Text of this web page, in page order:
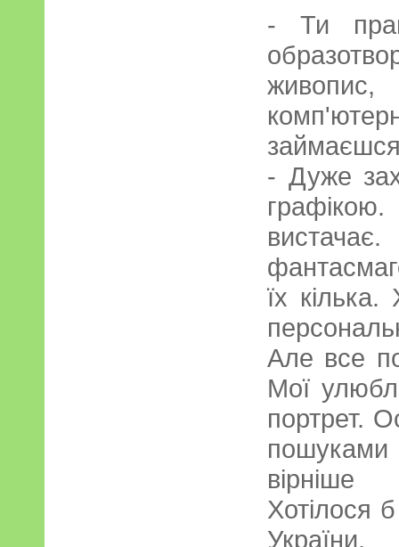
- Ти
- Дуже
їх
Але все
Мої
портрет.
пошуками
вірніше
Хотілося